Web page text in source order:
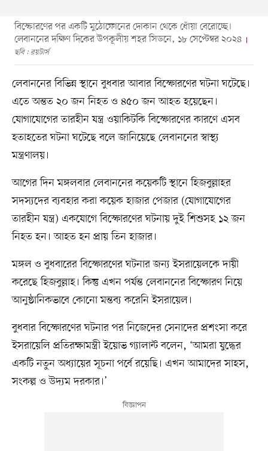
বিস্ফোরণের পর একটি মুঠোফোনের দোকান থেকে ধোঁয়া বেরোচ্ছে।
লেবাননের দক্ষিণ দিকের উপকূলীয় শহর সিডনে, ১৮ সেপ্টেম্বর ২০২৪
ছবি : রয়টার্স
লেবাননের বিভিন্ন স্থানে বুধবার আবার বিস্ফোরণের ঘটনা ঘটেছে।
এতে অন্তত ২০ জন নিহত ও ৪৫০ জন আহত হয়েছেন।
যোগাযোগের তারহীন যন্ত্র ওয়াকিটকি বিস্ফোরণের কারণে এসব
হতাহতের ঘটনা ঘটেছে বলে জানিয়েছে লেবাননের স্বাস্থ্য
মন্ত্রণালয়।
আগের দিন মঙ্গলবার লেবাননের কয়েকটি স্থানে হিজবুল্লাহর
সদস্যদের ব্যবহার করা কয়েক হাজার পেজার (যোগাযোগের
তারহীন যন্ত্র) একযোগে বিস্ফোরণের ঘটনায় দুই শিশুসহ ১২ জন
নিহত হন। আহত হন প্রায় তিন হাজার।
মঙ্গল ও বুধবারের বিস্ফোরণের ঘটনার জন্য ইসরায়েলকে দায়ী
করেছে হিজবুল্লাহ। কিন্তু এখন পর্যন্ত লেবাননের বিস্ফোরণ নিয়ে
আনুষ্ঠানিকভাবে কোনো মন্তব্য করেনি ইসরায়েল।
বুধবার বিস্ফোরণের ঘটনার পর নিজেদের সেনাদের প্রশংসা করে
ইসরায়েলি প্রতিরক্ষামন্ত্রী ইয়োভ গ্যালান্ট বলেন, ‘আমরা যুদ্ধের
একটি নতুন অধ্যায়ের সূচনা পর্বে রয়েছি। এখন আমাদের সাহস,
সংকল্প ও উদ্যম দরকার।’